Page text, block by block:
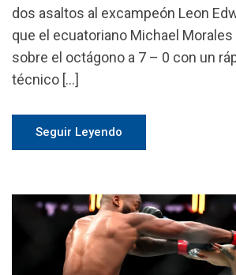
dos asaltos al excampeón Leon
que el ecuatoriano Michael
sobre el octágono a 7 – 0 con un
técnico […]
Seguir Leyendo